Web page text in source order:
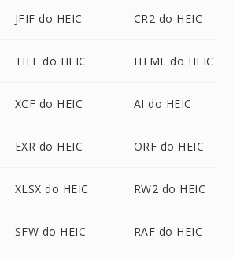
JFIF do HEIC CR2 do HEIC
TIFF do HEIC HTML do HEIC
XCF do HEIC AI do HEIC
EXR do HEIC ORF do HEIC
XLSX do HEIC RW2 do HEIC
SFW do HEIC RAF do HEIC